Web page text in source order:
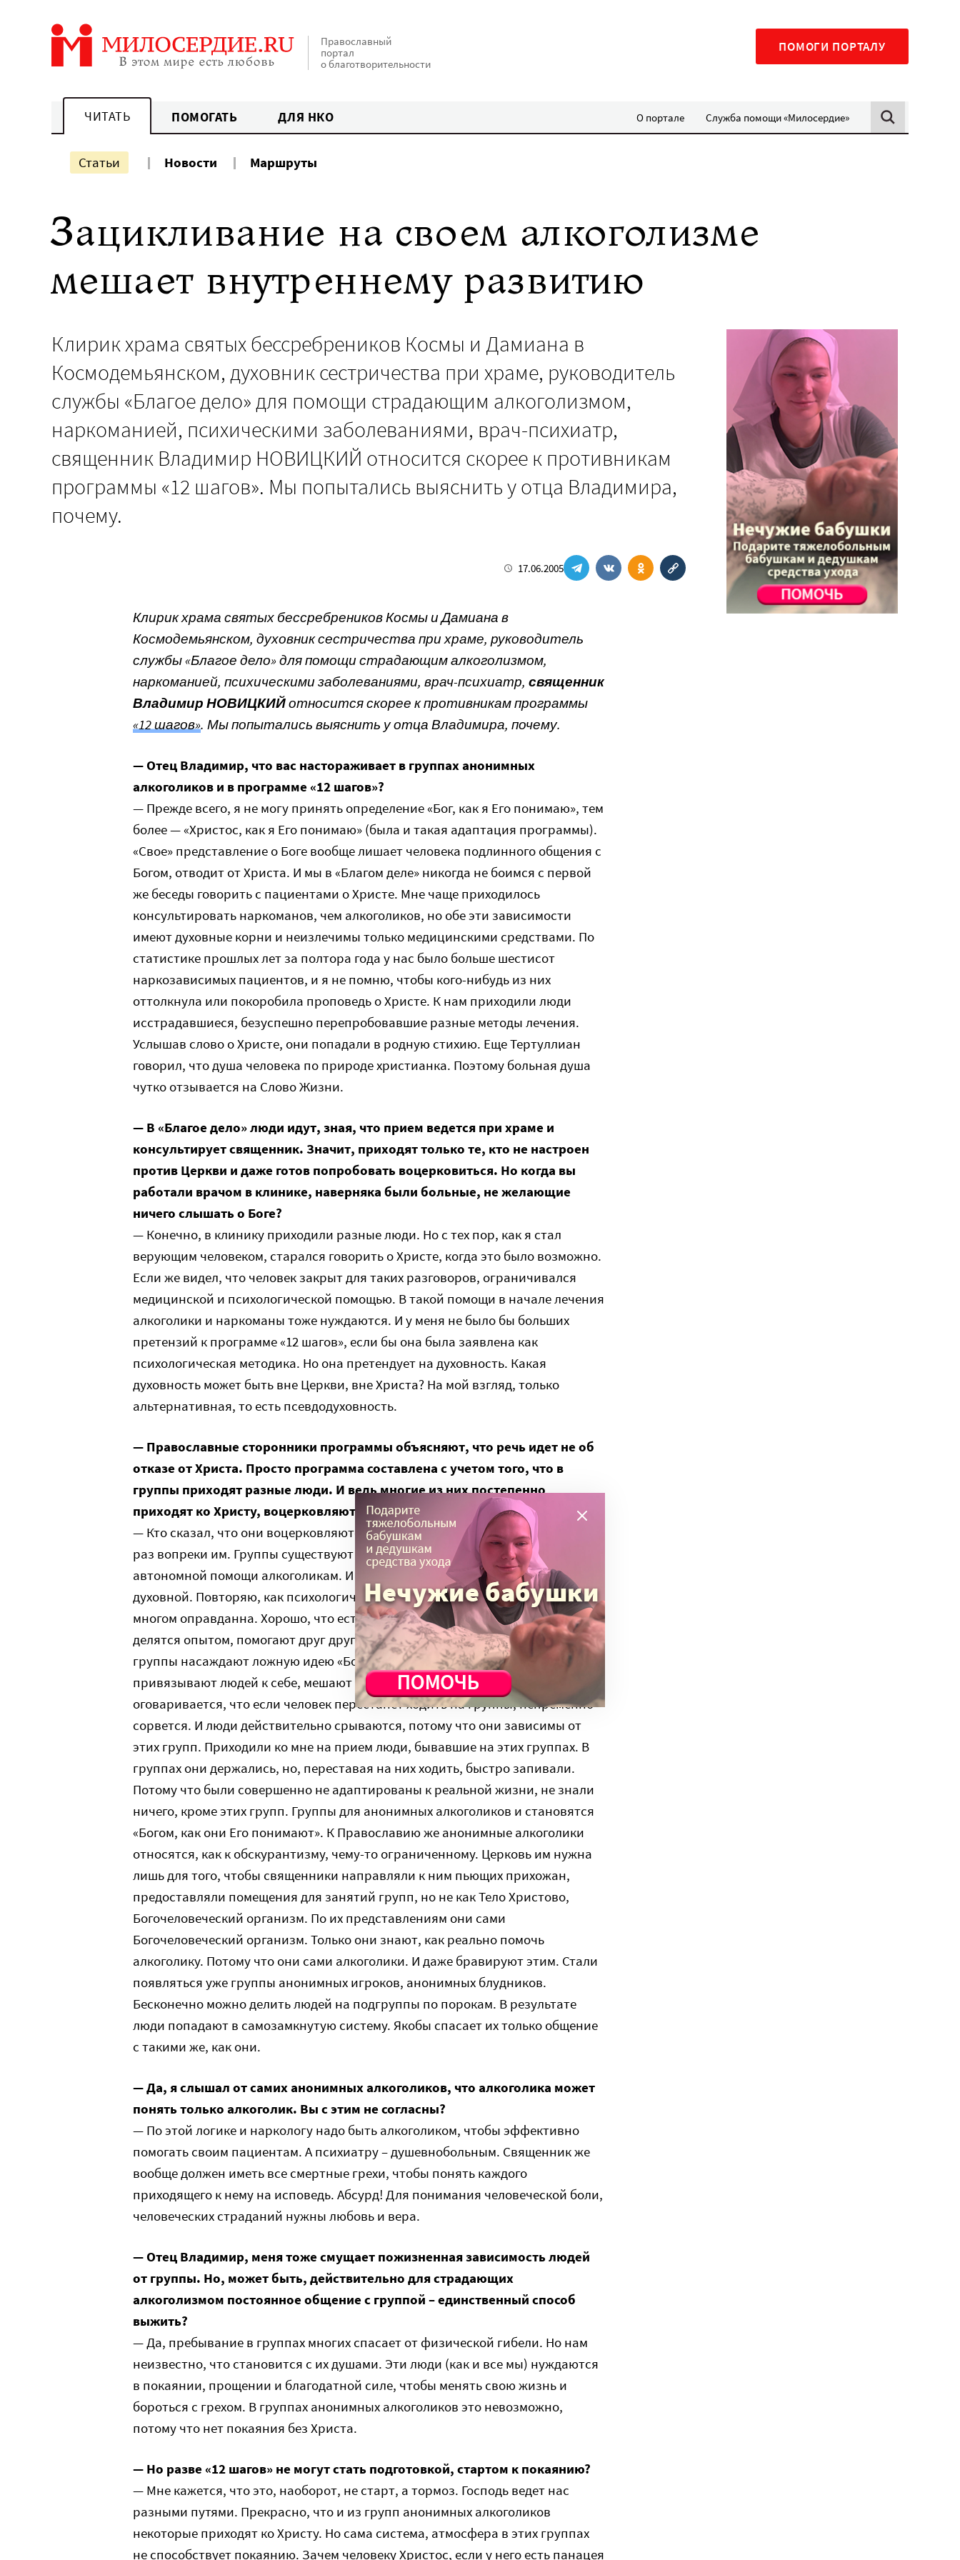
Православный
портал
о благотворительности
ПОМОГИ ПОРТАЛУ
ЧИТАТЬ ПОМОГАТЬ ДЛЯ НКО О портале Служба помощи «Милосердие»
Статьи Новости Маршруты
Зацикливание на своем алкоголизме
мешает внутреннему развитию
Клирик храма святых бессребреников Космы и Дамиана в
Космодемьянском, духовник сестричества при храме, руководитель
службы «Благое дело» для помощи страдающим алкоголизмом,
наркоманией, психическими заболеваниями, врач-психиатр,
священник Владимир НОВИЦКИЙ относится скорее к противникам
программы «12 шагов». Мы попытались выяснить у отца Владимира,
почему.
17.06.2005
Клирик храма святых бессребреников Космы и Дамиана в
Космодемьянском, духовник сестричества при храме, руководитель
службы «Благое дело» для помощи страдающим алкоголизмом,
наркоманией, психическими заболеваниями, врач-психиатр, священник
Владимир НОВИЦКИЙотносится скорее к противникам программы
«12 шагов». Мы попытались выяснить у отца Владимира, почему.
— Отец Владимир, что вас настораживает в группах анонимных
алкоголиков и в программе «12 шагов»?
— Прежде всего, я не могу принять определение «Бог, как я Его понимаю», тем
более — «Христос, как я Его понимаю» (была и такая адаптация программы).
«Свое» представление о Боге вообще лишает человека подлинного общения с
Богом, отводит от Христа. И мы в «Благом деле» никогда не боимся с первой
же беседы говорить с пациентами о Христе. Мне чаще приходилось
консультировать наркоманов, чем алкоголиков, но обе эти зависимости
имеют духовные корни и неизлечимы только медицинскими средствами. По
статистике прошлых лет за полтора года у нас было больше шестисот
наркозависимых пациентов, и я не помню, чтобы кого-нибудь из них
оттолкнула или покоробила проповедь о Христе. К нам приходили люди
исстрадавшиеся, безуспешно перепробовавшие разные методы лечения.
Услышав слово о Христе, они попадали в родную стихию. Еще Тертуллиан
говорил, что душа человека по природе христианка. Поэтому больная душа
чутко отзывается на Слово Жизни.
— В «Благое дело» люди идут, зная, что прием ведется при храме и
консультирует священник. Значит, приходят только те, кто не настроен
против Церкви и даже готов попробовать воцерковиться. Но когда вы
работали врачом в клинике, наверняка были больные, не желающие
ничего слышать о Боге?
— Конечно, в клинику приходили разные люди. Но с тех пор, как я стал
верующим человеком, старался говорить о Христе, когда это было возможно.
Если же видел, что человек закрыт для таких разговоров, ограничивался
медицинской и психологической помощью. В такой помощи в начале лечения
алкоголики и наркоманы тоже нуждаются. И у меня не было бы больших
претензий к программе «12 шагов», если бы она была заявлена как
психологическая методика. Но она претендует на духовность. Какая
духовность может быть вне Церкви, вне Христа? На мой взгляд, только
альтернативная, то есть псевдодуховность.
— Православные сторонники программы объясняют, что речь идет не об
отказе от Христа. Просто программа составлена с учетом того, что в
группы приходят разные люди. И ведь многие из них постепенно
приходят ко Христу, воцерковляются.
— Кто сказал, что они воцерковляются благодаря группам? Думаю, что как
раз вопреки им. Группы существуют не для воцерковления, а для абсолютно
автономной помощи алкоголикам. И помощи не психологической, а
духовной. Повторяю, как психологическая методика программа «12 шагов» во
многом оправданна. Хорошо, что есть группы взаимопомощи, где люди
делятся опытом, помогают друг другу. Но, помогая на начальном этапе,
группы насаждают ложную идею «Бога, как они Его понимают»,
привязывают людей к себе, мешают их дальнейшему развитию. Заранее
оговаривается, что если человек перестанет ходить на группы, непременно
сорвется. И люди действительно срываются, потому что они зависимы от
этих групп. Приходили ко мне на прием люди, бывавшие на этих группах. В
группах они держались, но, переставая на них ходить, быстро запивали.
Потому что были совершенно не адаптированы к реальной жизни, не знали
ничего, кроме этих групп. Группы для анонимных алкоголиков и становятся
«Богом, как они Его понимают». К Православию же анонимные алкоголики
относятся, как к обскурантизму, чему-то ограниченному. Церковь им нужна
лишь для того, чтобы священники направляли к ним пьющих прихожан,
предоставляли помещения для занятий групп, но не как Тело Христово,
Богочеловеческий организм. По их представлениям они сами
Богочеловеческий организм. Только они знают, как реально помочь
алкоголику. Потому что они сами алкоголики. И даже бравируют этим. Стали
появляться уже группы анонимных игроков, анонимных блудников.
Бесконечно можно делить людей на подгруппы по порокам. В результате
люди попадают в самозамкнутую систему. Якобы спасает их только общение
с такими же, как они.
— Да, я слышал от самих анонимных алкоголиков, что алкоголика может
понять только алкоголик. Вы с этим не согласны?
— По этой логике и наркологу надо быть алкоголиком, чтобы эффективно
помогать своим пациентам. А психиатру – душевнобольным. Священник же
вообще должен иметь все смертные грехи, чтобы понять каждого
приходящего к нему на исповедь. Абсурд! Для понимания человеческой боли,
человеческих страданий нужны любовь и вера.
— Отец Владимир, меня тоже смущает пожизненная зависимость людей
от группы. Но, может быть, действительно для страдающих
алкоголизмом постоянное общение с группой – единственный способ
выжить?
— Да, пребывание в группах многих спасает от физической гибели. Но нам
неизвестно, что становится с их душами. Эти люди (как и все мы) нуждаются
в покаянии, прощении и благодатной силе, чтобы менять свою жизнь и
бороться с грехом. В группах анонимных алкоголиков это невозможно,
потому что нет покаяния без Христа.
— Но разве «12 шагов» не могут стать подготовкой, стартом к покаянию?
— Мне кажется, что это, наоборот, не старт, а тормоз. Господь ведет нас
разными путями. Прекрасно, что и из групп анонимных алкоголиков
некоторые приходят ко Христу. Но сама система, атмосфера в этих группах
не способствует покаянию. Зачем человеку Христос, если у него есть панацея